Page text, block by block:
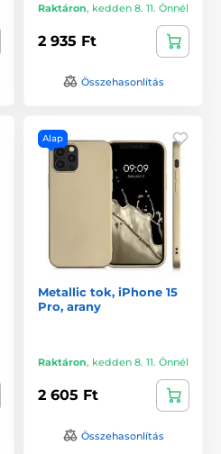
Raktáron, kedden 8. 11. Önnél
2 935 Ft
Összehasonlítás
Alap
Metallic tok, iPhone 15
Pro, arany
Raktáron, kedden 8. 11. Önnél
2 605 Ft
Összehasonlítás